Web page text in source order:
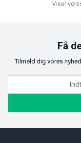
Viser
Få
Tilmeld dig vores